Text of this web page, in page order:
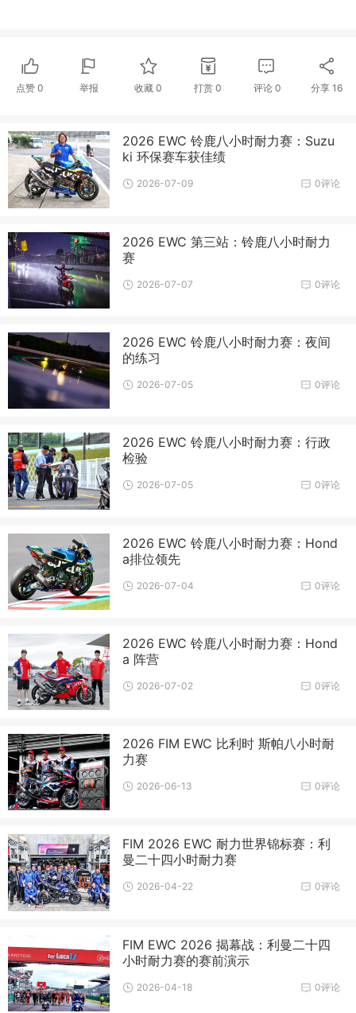
点赞 0 举报 收藏0 打赏 0 评论 0 分享 16
2026 EWC 铃鹿八小时耐力赛：Suzu
ki 环保赛车获佳绩
0评论
2026-07-09
2026 EWC 第三站：铃鹿八小时耐力
赛
0评论
2026-07-07
2026 EWC 铃鹿八小时耐力赛：夜间
的练习
0评论
2026-07-05
2026 EWC 铃鹿八小时耐力赛：行政
检验
0评论
2026-07-05
2026 EWC 铃鹿八小时耐力赛：Hond
a排位领先
0评论
2026-07-04
2026 EWC 铃鹿八小时耐力赛：Hond
a 阵营
0评论
2026-07-02
2026 FIM EWC 比利时 斯帕八小时耐
力赛
0评论
2026-06-13
FIM 2026 EWC 耐力世界锦标赛：利
曼二十四小时耐力赛
0评论
2026-04-22
FIM EWC 2026 揭幕战：利曼二十四
小时耐力赛的赛前演示
0评论
2026-04-18